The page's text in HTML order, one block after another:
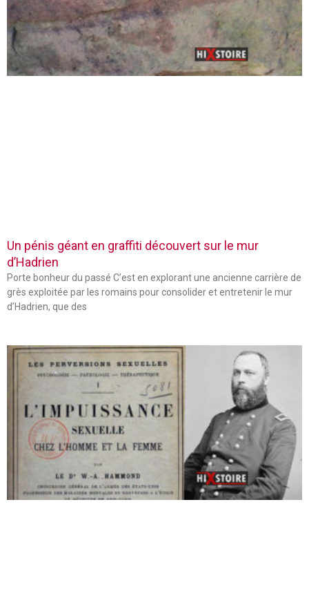
Un pénis géant en graffiti découvert sur le mur
d’Hadrien
Porte bonheur du passé C’est en explorant une ancienne carrière de
grès exploitée par les romains pour consolider et entretenir le mur
d’Hadrien, que des